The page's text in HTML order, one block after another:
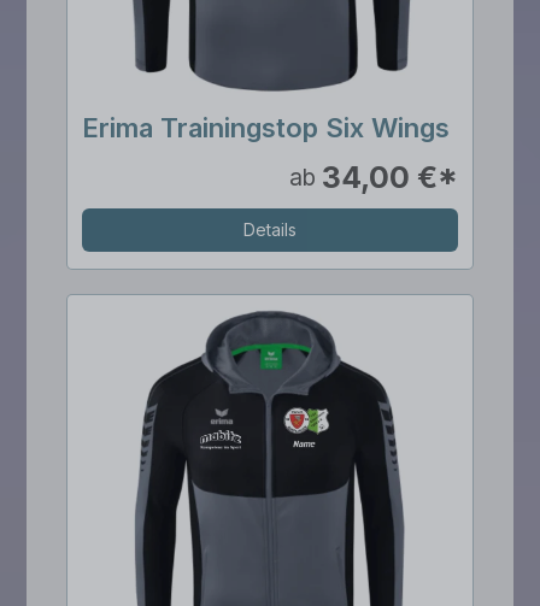
Erima Trainingstop Six Wings
ab 34,00 €*
Details